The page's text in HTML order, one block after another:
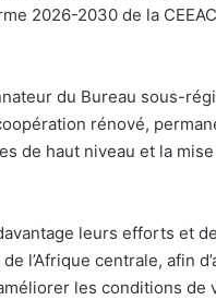
2026-2030 de la
du Bureau sous-
rénové,
de haut niveau et la
leurs efforts et
l’Afrique centrale, afin
les conditions de